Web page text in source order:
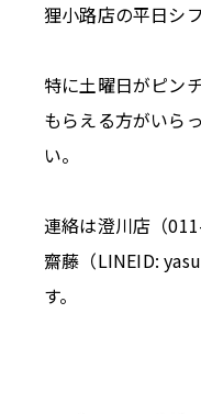
狸小路店の平日シ
特に土曜日がピン
もらえる方がいら
い。
連絡は澄川店（
齋藤（LINEID:
す。